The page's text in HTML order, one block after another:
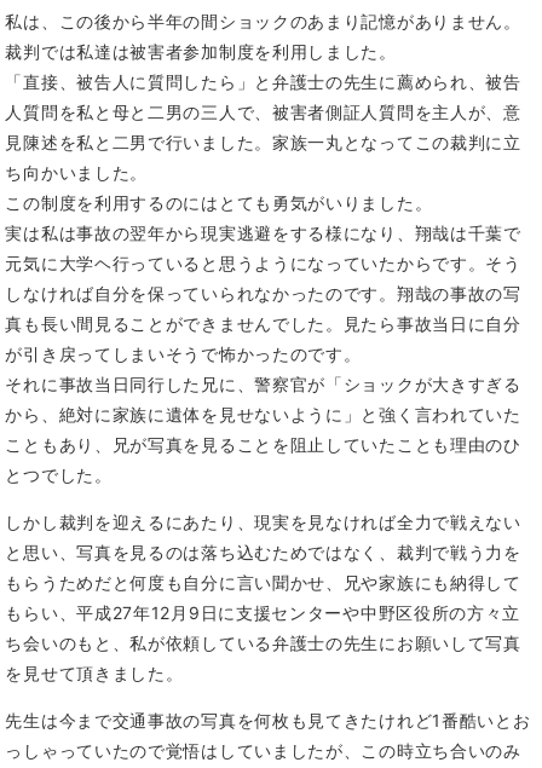
私は、この後から半年の間ショックのあまり記憶がありません。
裁判では私達は被害者参加制度を利用しました。
「直接、被告人に質問したら」と弁護士の先生に薦められ、被告
人質問を私と母と二男の三人で、被害者側証人質問を主人が、意
見陳述を私と二男で行いました。家族一丸となってこの裁判に立
ち向かいました。
この制度を利用するのにはとても勇気がいりました。
実は私は事故の翌年から現実逃避をする様になり、翔哉は千葉で
元気に大学ヘ行っていると思うようになっていたからです。そう
しなければ自分を保っていられなかったのです。翔哉の事故の写
真も長い間見ることができませんでした。見たら事故当日に自分
が引き戻ってしまいそうで怖かったのです。
それに事故当日同行した兄に、警察官が「ショックが大きすぎる
から、絶対に家族に遺体を見せないように」と強く言われていた
こともあり、兄が写真を見ることを阻止していたことも理由のひ
とつでした。
しかし裁判を迎えるにあたり、現実を見なければ全力で戦えない
と思い、写真を見るのは落ち込むためではなく、裁判で戦う力を
もらうためだと何度も自分に言い聞かせ、兄や家族にも納得して
もらい、平成27年12月9日に支援センターや中野区役所の方々立
ち会いのもと、私が依頼している弁護士の先生にお願いして写真
を見せて頂きました。
先生は今まで交通事故の写真を何枚も見てきたけれど1番酷いとお
っしゃっていたので覚悟はしていましたが、この時立ち合いのみ